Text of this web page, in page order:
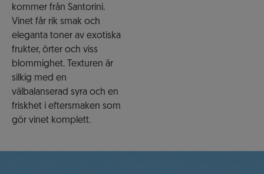
kommer från Santorini.
Vinet får rik smak och
eleganta toner av exotiska
frukter, örter och viss
blommighet. Texturen är
silkig med en
välbalanserad syra och en
friskhet i eftersmaken som
gör vinet komplett.